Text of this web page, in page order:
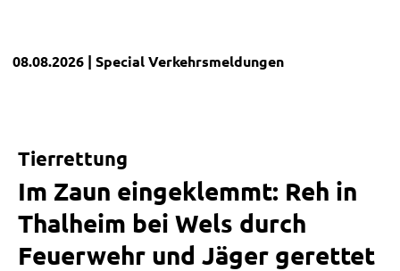
08.08.2026 | SpecialVerkehrsmeldungen
Tierrettung
Im Zaun eingeklemmt: Reh in
Thalheim bei Wels durch
Feuerwehr und Jäger gerettet